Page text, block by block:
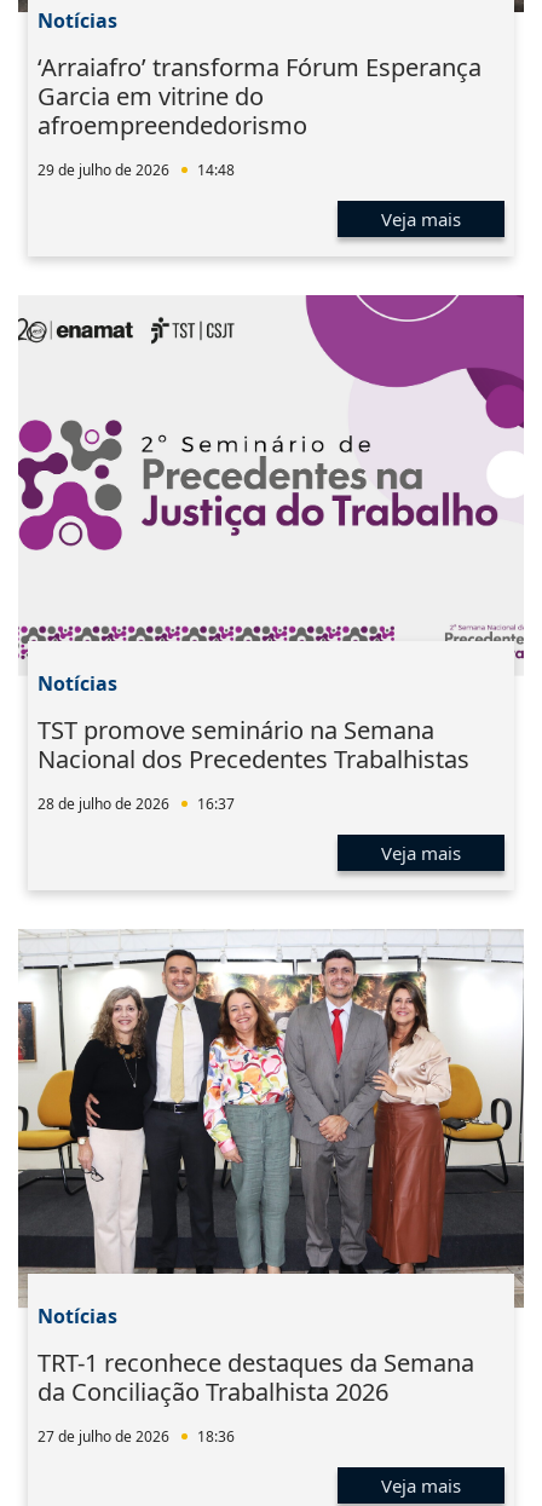
Notícias
‘Arraiafro’ transforma Fórum Esperança
Garcia em vitrine do
afroempreendedorismo
29 de julho de 2026 14:48
Veja mais
Notícias
TST promove seminário na Semana
Nacional dos Precedentes Trabalhistas
28 de julho de 2026 16:37
Veja mais
Notícias
TRT-1 reconhece destaques da Semana
da Conciliação Trabalhista 2026
27 de julho de 2026 18:36
Veja mais